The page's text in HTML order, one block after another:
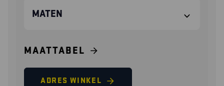
MATEN
MAATTABEL
ADRES WINKEL